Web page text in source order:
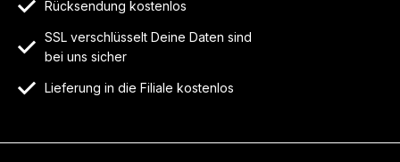
Rücksendung kostenlos
SSL verschlüsselt Deine Daten sind
bei uns sicher
Lieferung in die Filiale kostenlos